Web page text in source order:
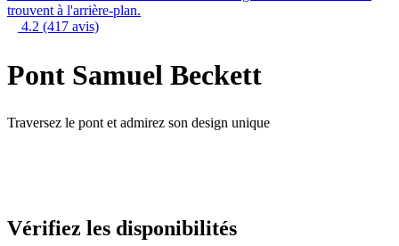
4.2 (417 avis)
Pont Samuel Beckett
Traversez le pont et admirez son design unique
Vérifiez les disponibilités